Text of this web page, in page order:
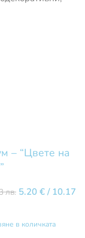
– “Цвете на
лв. 5.20 € / 10.17
в количката